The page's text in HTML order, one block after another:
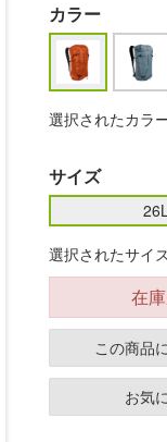
カラー
選択されたカラ
サイズ
選択されたサイ
在
この商品
お気